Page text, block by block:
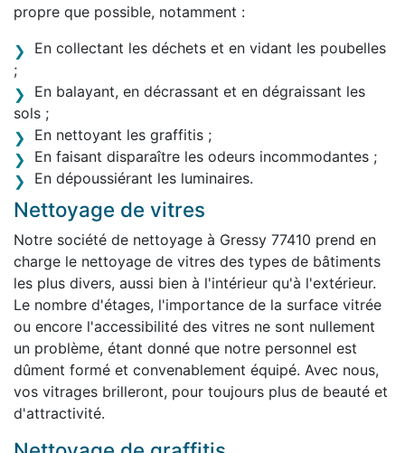
propre que possible, notamment :
En collectant les déchets et en vidant les poubelles
;
En balayant, en décrassant et en dégraissant les
sols ;
En nettoyant les graffitis ;
En faisant disparaître les odeurs incommodantes ;
En dépoussiérant les luminaires.
Nettoyage de vitres
Notre société de nettoyage à Gressy 77410 prend en
charge le nettoyage de vitres des types de bâtiments
les plus divers, aussi bien à l'intérieur qu'à l'extérieur.
Le nombre d'étages, l'importance de la surface vitrée
ou encore l'accessibilité des vitres ne sont nullement
un problème, étant donné que notre personnel est
dûment formé et convenablement équipé. Avec nous,
vos vitrages brilleront, pour toujours plus de beauté et
d'attractivité.